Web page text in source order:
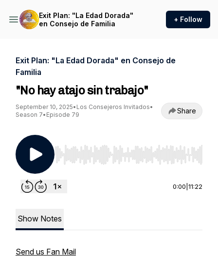
Exit Plan: "La Edad Dorada"
en Consejo de Familia
+ Follow
Exit Plan: "La Edad Dorada" en Consejo de
Familia
"No hay atajo sin trabajo"
September 10, 2025• Los Consejeros Invitados•
Season 7• Episode 79 Share
Use Left/Right to seek, Home/End to jump to
0:00 11:22
Show Notes
Send us Fan Mail